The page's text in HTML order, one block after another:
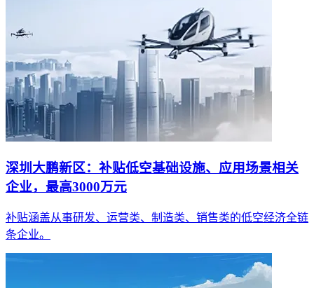
深圳大鹏新区：补贴低空基础设施、应用场景相关
企业，最高3000万元
补贴涵盖从事研发、运营类、制造类、销售类的低空经济全链
条企业。